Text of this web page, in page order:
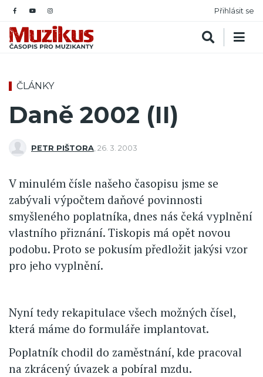
Přihlásit se
ČLÁNKY
Daně 2002 (II)
PETR PIŠTORA 26. 3. 2003
V minulém čísle našeho časopisu jsme se
zabývali výpočtem daňové povinnosti
smyšleného poplatníka, dnes nás čeká vyplnění
vlastního přiznání. Tiskopis má opět novou
podobu. Proto se pokusím předložit jakýsi vzor
pro jeho vyplnění.
Nyní tedy rekapitulace všech možných čísel,
která máme do formuláře implantovat.
Poplatník chodil do zaměstnání, kde pracoval
na zkrácený úvazek a pobíral mzdu.